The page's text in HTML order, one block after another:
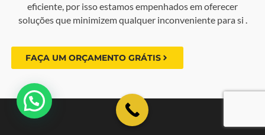
eficiente, por isso estamos empenhados em oferecer
soluções que minimizem qualquer inconveniente para si .
FAÇA UM ORÇAMENTO GRÁTIS
💬 Como podemos ajudar?